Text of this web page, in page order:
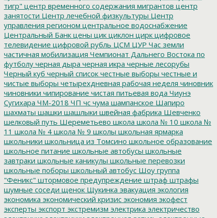
тигр" центр временного содержания мигрантов центр
занятости Центр лечебной физкультуры Центр
управления регионом центральное водоснабжение
Центральный Банк цены цик циклон цирк цифровое
телевидение цифровой рубль ЦСМ ЦУР Час земли
частичная мобилизация Чемпионат Дальнего Востока по
футболу черная дыра черная икра черные лесорубы
Черный куб черный список честные выборы честные и
чистые выборы четырехдневная рабочая неделя чиновник
чиновники чипирование чистая питьевая вода Чиунэ
Сугихара ЧМ-2018 ЧП чс чума шампанское Шапиро
шахматы шашки шашлыки швейная фабрика Шевченко
шелковый путь Шереметьево школа школа № 10 школа №
11 школа № 4 школа № 9 школы школьная ярмарка
школьники школьница из Томсино школьное образование
школьное питание школьные автобусы школьные
завтраки школьные каникулы школьные перевозки
школьные поборы школьный автобус Шоу группа
"Феникс" штормовое предупреждение штраф штрафы
шумные соседи щенок Щукинка эвакуация экология
экономика экономический кризис экономия экофест
эксперты экспорт экстремизм электрика электричество